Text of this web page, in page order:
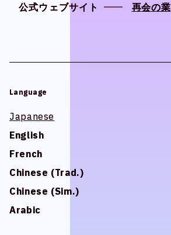
公式ウェブサイト 再会の業
Language
Japanese
English
French
Chinese (Trad.)
Chinese (Sim.)
Arabic
公式ウェブサイト 再会の業
Language
Japanese
English
French
Chinese (Trad.)
Chinese (Sim.)
Arabic